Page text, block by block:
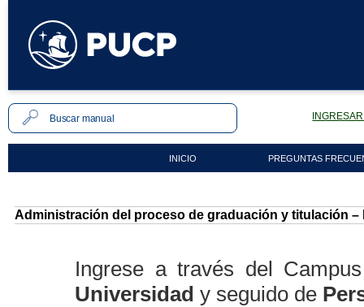
INICIO PREGUNTAS
Administración del proceso de graduación y titulación
Ingrese a través del
Universidad y seguido de